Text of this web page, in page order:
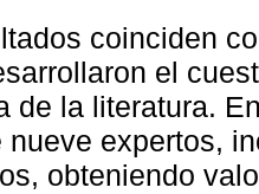
coinciden
el
de la literatura.
nueve expertos,
obteniendo